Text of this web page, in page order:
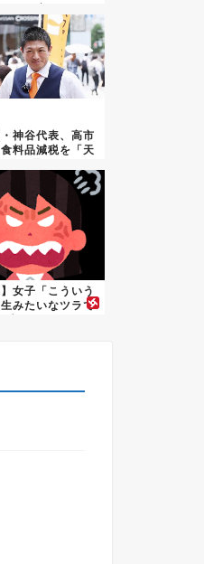
神谷代表、高市
料品減税を「天
】女子「こういう
生みたいなツラで